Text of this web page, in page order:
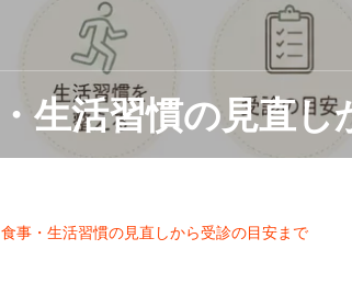
生活習慣の見直
事・生活習慣の見直しから受診の目安まで